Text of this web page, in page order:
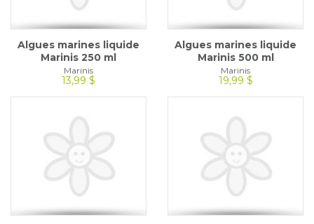
Algues marines liquide
Marinis 250 ml
Marinis
13,99 $
Algues marines liquide
Marinis 500 ml
Marinis
19,99 $